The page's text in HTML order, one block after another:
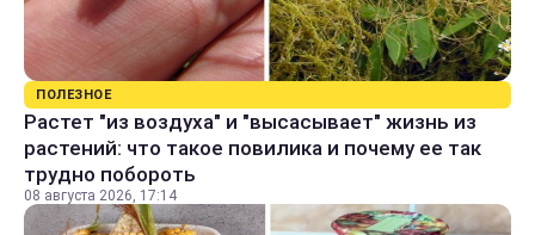
ПОЛЕЗНОЕ
Растет "из воздуха" и "высасывает" жизнь из
растений: что такое повилика и почему ее так
трудно побороть
08 августа 2026, 17:14